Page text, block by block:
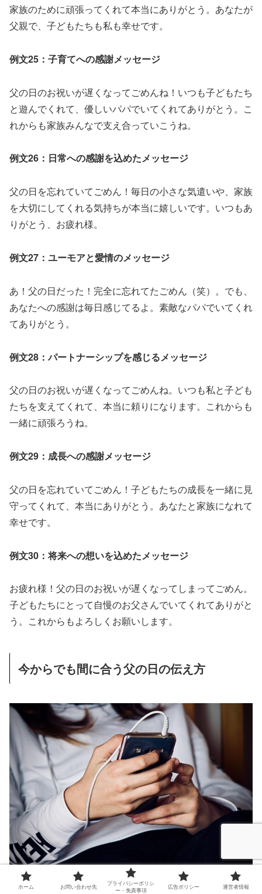
家族のために頑張ってくれて本当にありがとう。あなたが
父親で、子どもたちも私も幸せです。
例文25：子育てへの感謝メッセージ
父の日のお祝いが遅くなってごめんね！いつも子どもたち
と遊んでくれて、優しいパパでいてくれてありがとう。こ
れからも家族みんなで支え合っていこうね。
例文26：日常への感謝を込めたメッセージ
父の日を忘れていてごめん！毎日の小さな気遣いや、家族
を大切にしてくれる気持ちが本当に嬉しいです。いつもあ
りがとう、お疲れ様。
例文27：ユーモアと愛情のメッセージ
あ！父の日だった！完全に忘れてたごめん（笑）。でも、
あなたへの感謝は毎日感じてるよ。素敵なパパでいてくれ
てありがとう。
例文28：パートナーシップを感じるメッセージ
父の日のお祝いが遅くなってごめんね。いつも私と子ども
たちを支えてくれて、本当に頼りになります。これからも
一緒に頑張ろうね。
例文29：成長への感謝メッセージ
父の日を忘れていてごめん！子どもたちの成長を一緒に見
守ってくれて、本当にありがとう。あなたと家族になれて
幸せです。
例文30：将来への想いを込めたメッセージ
お疲れ様！父の日のお祝いが遅くなってしまってごめん。
子どもたちにとって自慢のお父さんでいてくれてありがと
う。これからもよろしくお願いします。
今からでも間に合う父の日の伝え方
ホーム お問い合わせ先
プライバシーポリシ
ー・免責事項
広告ポリシー 運営者情報